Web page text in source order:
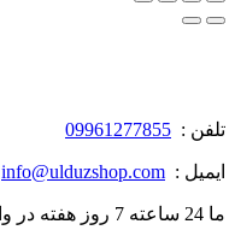
تلفن : 09961277855
ایمیل : info@ulduzshop.com
ما 24 ساعته 7 روز هفته در واتساپ پاسخگوی شما هستیم.